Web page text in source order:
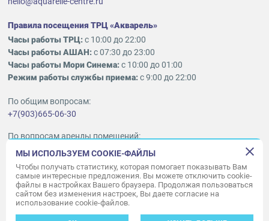
Правила посещения ТРЦ «Акварель»
Часы работы ТРЦ:с 10:00 до 22:00
Часы работы АШАН:с 07:30 до 23:00
Часы работы Мори Синема:с 10:00 до 01:00
Режим работы службы приема:с 9:00 до 22:00
По общим вопросам:
+7(903)665-06-30
По вопросам аренды помещений:
ukleykina@nhood.com
+7(903)665-98-78
© ООО «Акварель» 2010–2026.
Все права защищены
МЫ ИСПОЛЬЗУЕМ COOKIE-ФАЙЛЫ
Чтобы получать статистику, которая помогает показывать Вам
самые интересные предложения. Вы можете отключить cookie-
файлы в настройках Вашего браузера. Продолжая пользоваться
сайтом без изменения настроек, Вы даете согласие на
использование cookie-файлов.